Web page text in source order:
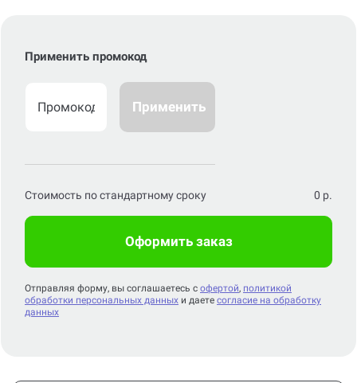
Применить промокод
Применить
Стоимость по стандартному сроку 0 р.
Оформить заказ
Отправляя форму, вы соглашаетесь с офертой, политикой
обработки персональных данных и даете согласие на обработку
данных